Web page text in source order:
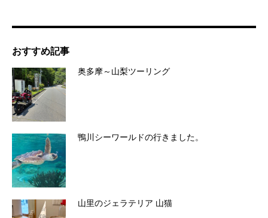
おすすめ記事
奥多摩～山梨ツーリング
鴨川シーワールドの行きました。
山里のジェラテリア 山猫